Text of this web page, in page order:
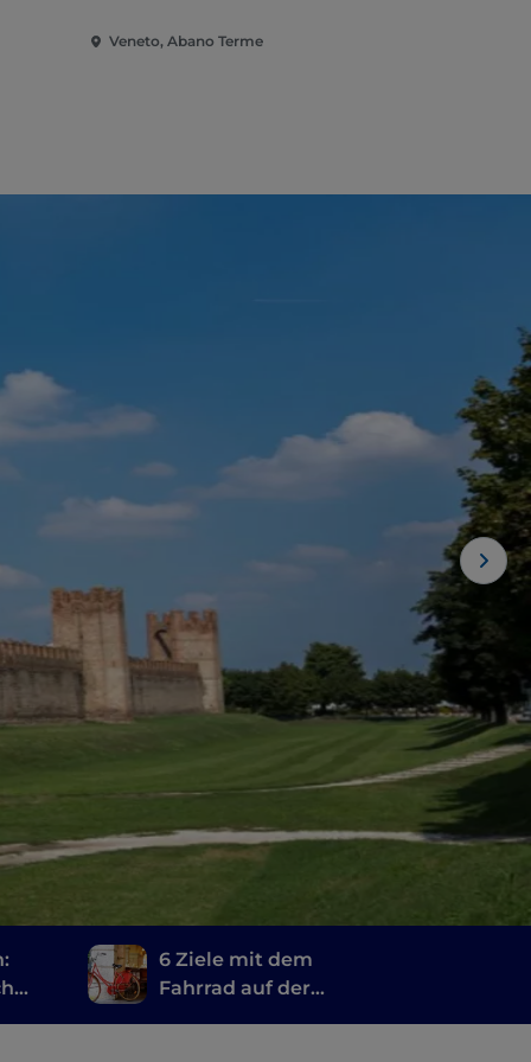
Veneto, Abano Terme
6 Ziele mit dem
Fahrrad auf der